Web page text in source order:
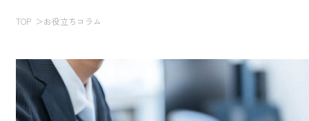
TOP お役立ちコラム